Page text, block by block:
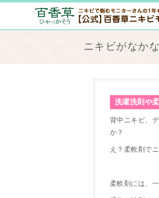
ニキビがなか
洗濯洗剤や
背中ニキビ、
か？
え？柔軟剤で
柔軟剤には、